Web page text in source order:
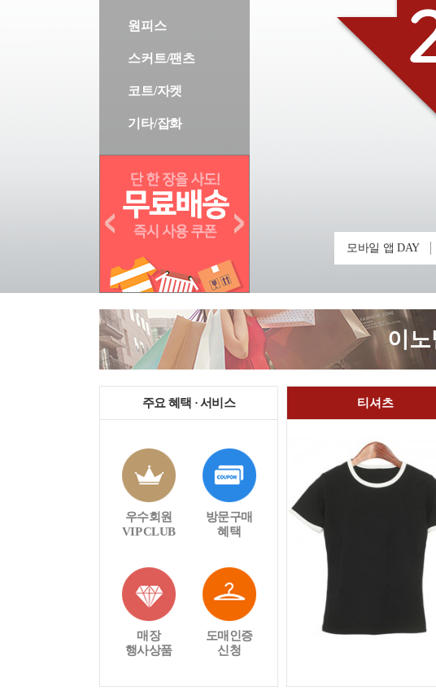
원피스
스커트/팬츠
코트/자켓
기타/잡화
모바일 앱 DAY
이노
주요 혜택 · 서비스
우수회원
VIP CLUB
방문구매
혜택
매장
행사상품
도매인증
신청
티셔츠